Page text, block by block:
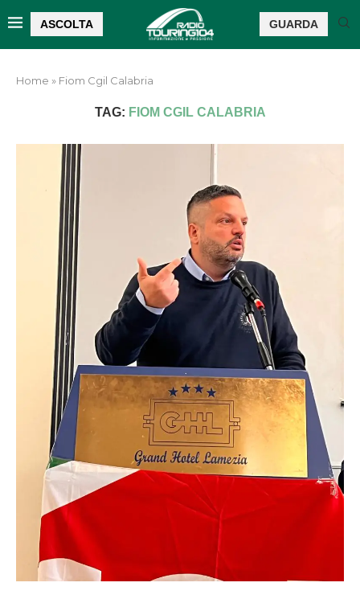
ASCOLTA GUARDA
Home » Fiom Cgil Calabria
TAG: FIOM CGIL CALABRIA